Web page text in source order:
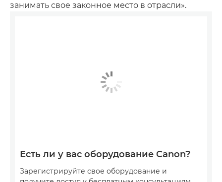
занимать свое законное место в отрасли».
Есть ли у вас оборудование Canon?
Зарегистрируйте свое оборудование и